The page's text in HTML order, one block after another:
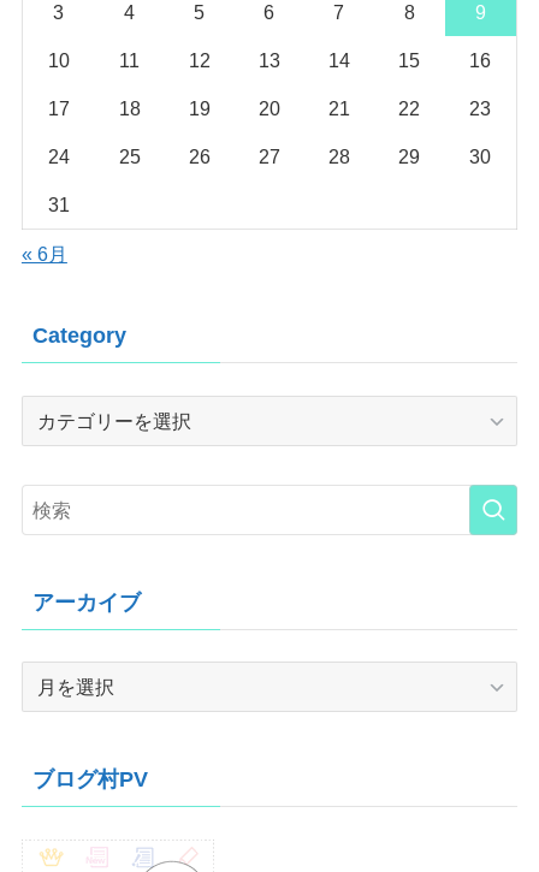
3 4 5 6 7 8 9
10 11 12 13 14 15 16
17 18 19 20 21 22 23
24 25 26 27 28 29 30
31
« 6月
Category
Category
アーカイブ
ブ
ブログ村PV